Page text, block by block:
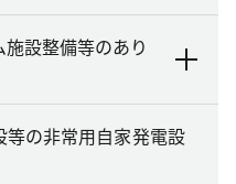
設整備等のあり
の非常用自家発電設